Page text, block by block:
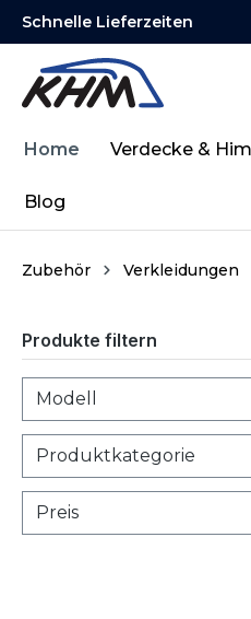
Zur
Schnelle Lieferzeiten
Home Verdecke &
Blog
Zubehör Verkleidungen
Produkte filtern
Modell
Produktkategorie
Preis